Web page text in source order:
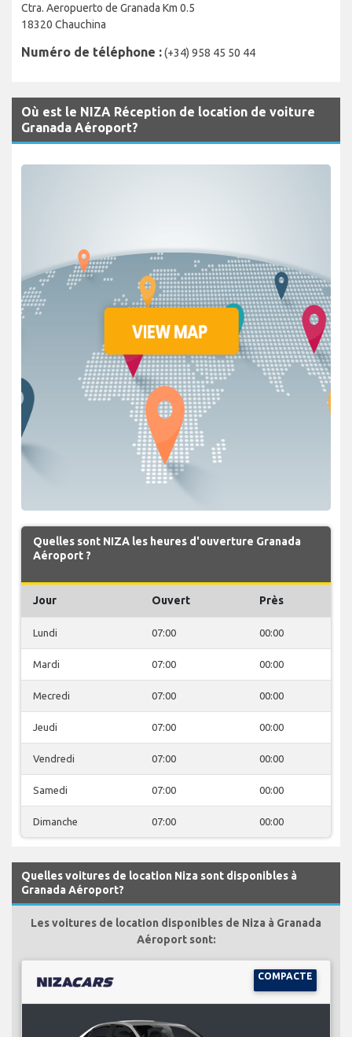
Ctra. Aeropuerto de Granada Km 0.5
18320 Chauchina
Numéro de téléphone :(+34) 958 45 50 44
Où est le NIZA Réception de location de voiture
Granada Aéroport?
Quelles sont NIZA les heures d'ouverture Granada
Aéroport ?
Jour Ouvert Près
Lundi 07:00 00:00
Mardi 07:00 00:00
Mecredi 07:00 00:00
Jeudi 07:00 00:00
Vendredi 07:00 00:00
Samedi 07:00 00:00
Dimanche 07:00 00:00
Quelles voitures de location Niza sont disponibles à
Granada Aéroport?
Les voitures de location disponibles de Niza à Granada
Aéroport sont:
COMPACTE